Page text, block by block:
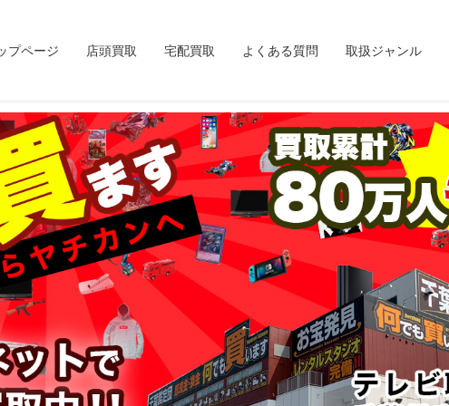
プページ 店頭買取 宅配買取 よくある質問 取扱ジャンル